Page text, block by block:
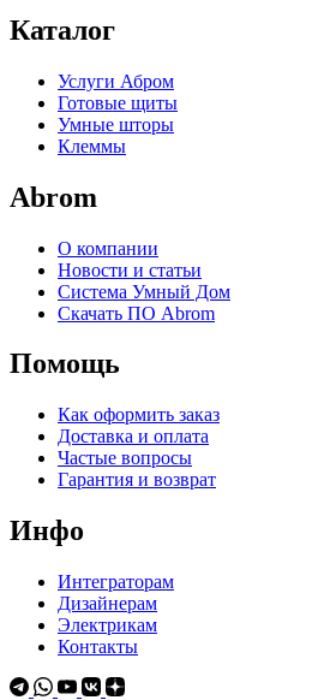
Каталог
Услуги Абром
Готовые щиты
Умные шторы
Клеммы
Abrom
О компании
Новости и статьи
Система Умный Дом
Скачать ПО Abrom
Помощь
Как оформить заказ
Доставка и оплата
Частые вопросы
Гарантия и возврат
Инфо
Интеграторам
Дизайнерам
Электрикам
Контакты